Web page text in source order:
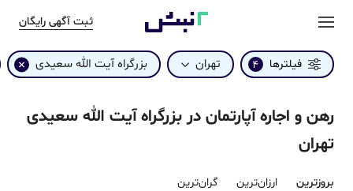
ثبت آگهی رایگان
فیلترها 4 تهران بزرگراه آیت الله سعیدی
رهن و اجاره آپارتمان در بزرگراه آیت الله سعیدی
تهران
بروزترین‌ ارزان‌ترین گران‌ترین